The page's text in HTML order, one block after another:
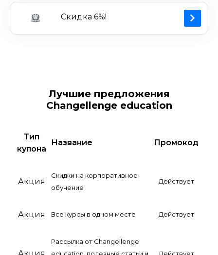
Скидка 6%!
Лучшие предложения
Changellenge education
Тип
купона
Название Промокод
Акция
Скидки на корпоративное
обучение
Действует
Акция Все курсы в одном месте Действует
Рассылка от Changellenge